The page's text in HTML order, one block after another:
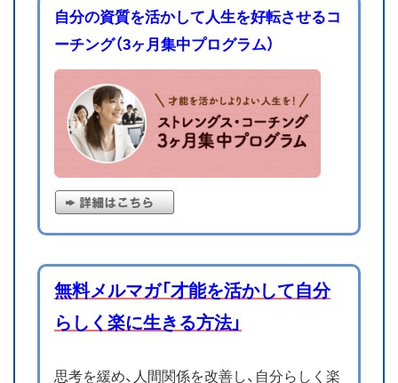
自分の資質を活かして人生を好転させるコ
ーチング（3ヶ月集中プログラム）
無料メルマガ「才能を活かして自分
らしく楽に生きる方法」
思考を緩め、人間関係を改善し、自分らしく楽